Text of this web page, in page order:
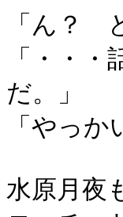
「ん？
「・・
だ。」
「やっ
水原月夜